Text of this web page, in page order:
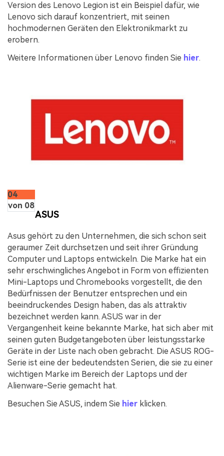
Version des Lenovo Legion ist ein Beispiel dafür, wie
Lenovo sich darauf konzentriert, mit seinen
hochmodernen Geräten den Elektronikmarkt zu
erobern.
Weitere Informationen über Lenovo finden Sie hier.
04
von 08
ASUS
Asus gehört zu den Unternehmen, die sich schon seit
geraumer Zeit durchsetzen und seit ihrer Gründung
Computer und Laptops entwickeln. Die Marke hat ein
sehr erschwingliches Angebot in Form von effizienten
Mini-Laptops und Chromebooks vorgestellt, die den
Bedürfnissen der Benutzer entsprechen und ein
beeindruckendes Design haben, das als attraktiv
bezeichnet werden kann. ASUS war in der
Vergangenheit keine bekannte Marke, hat sich aber mit
seinen guten Budgetangeboten über leistungsstarke
Geräte in der Liste nach oben gebracht. Die ASUS ROG-
Serie ist eine der bedeutendsten Serien, die sie zu einer
wichtigen Marke im Bereich der Laptops und der
Alienware-Serie gemacht hat.
Besuchen Sie ASUS, indem Sie hier klicken.